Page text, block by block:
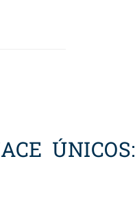
ÚNICOS: